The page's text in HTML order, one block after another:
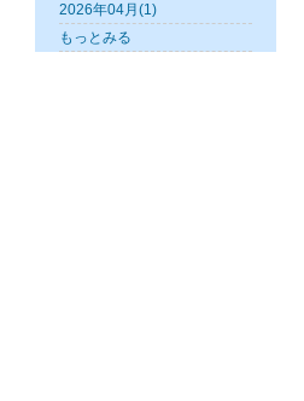
2026年04月(1)
もっとみる